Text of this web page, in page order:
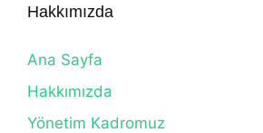
Hakkımızda
Ana Sayfa
Hakkımızda
Yönetim Kadromuz